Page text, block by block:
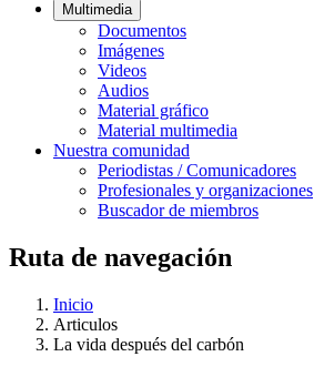
Multimedia
Documentos
Imágenes
Videos
Audios
Material gráfico
Material multimedia
Nuestra comunidad
Periodistas / Comunicadores
Profesionales y organizaciones
Buscador de miembros
Ruta de navegación
Inicio
Articulos
La vida después del carbón